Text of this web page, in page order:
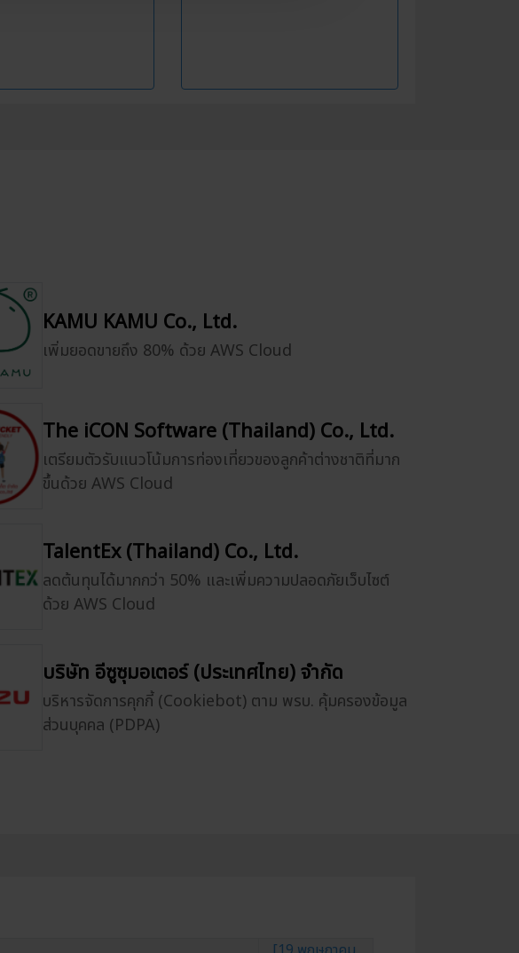
KAMU KAMU Co., Ltd.
เพิ่มยอดขายถึง 80% ด้วย AWS Cloud
The iCON Software (Thailand) Co., Ltd.
เตรียมตัวรับแนวโน้มการท่องเที่ยวของลูกค้าต่างชาติที่มาก
ขึ้นด้วย AWS Cloud
TalentEx (Thailand) Co., Ltd.
ลดต้นทุนได้มากกว่า 50% และเพิ่มความปลอดภัยเว็บไซต์
ด้วย AWS Cloud
บริษัท อีซูซุมอเตอร์ (ประเทศไทย) จำกัด
บริหารจัดการคุกกี้ (Cookiebot) ตาม พรบ. คุ้มครองข้อมูล
ส่วนบุคคล (PDPA)